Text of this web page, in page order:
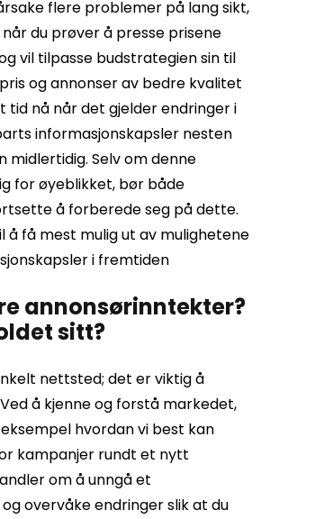
flere problemer på lang sikt,
du prøver å presse prisene
vil tilpasse budstrategien sin til
og annonser av bedre kvalitet
tid nå når det gjelder endringer i
informasjonskapsler nesten
midlertidig. Selv om denne
for øyeblikket, bør både
å forberede seg på dette.
å få mest mulig ut av mulighetene
i fremtiden
annonsørinntekter?
sitt?
nettsted; det er viktig å
å kjenne og forstå markedet,
hvordan vi best kan
kampanjer rundt et nytt
om å unngå et
overvåke endringer slik at du